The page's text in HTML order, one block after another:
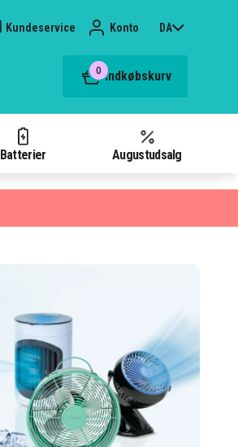
Kundeservice Konto DA
0 Indkøbskurv
Batterier Augustudsalg